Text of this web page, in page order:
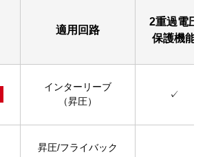
適用回路
2重過電圧
保護機能
インターリーブ
（昇圧）
✓
昇圧/フライバック